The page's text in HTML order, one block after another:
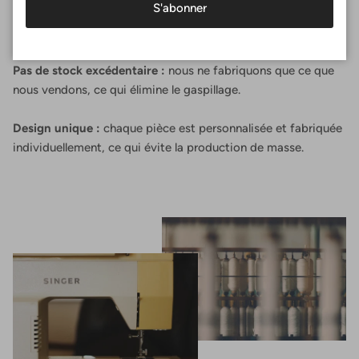
Fait un par un
Pas de stock excédentaire : nous ne fabriquons que ce que
nous vendons, ce qui élimine le gaspillage.
Design unique : chaque pièce est personnalisée et fabriquée
individuellement, ce qui évite la production de masse.
S'abonner